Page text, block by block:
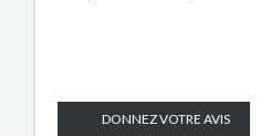
DONNEZ VOTRE AVIS